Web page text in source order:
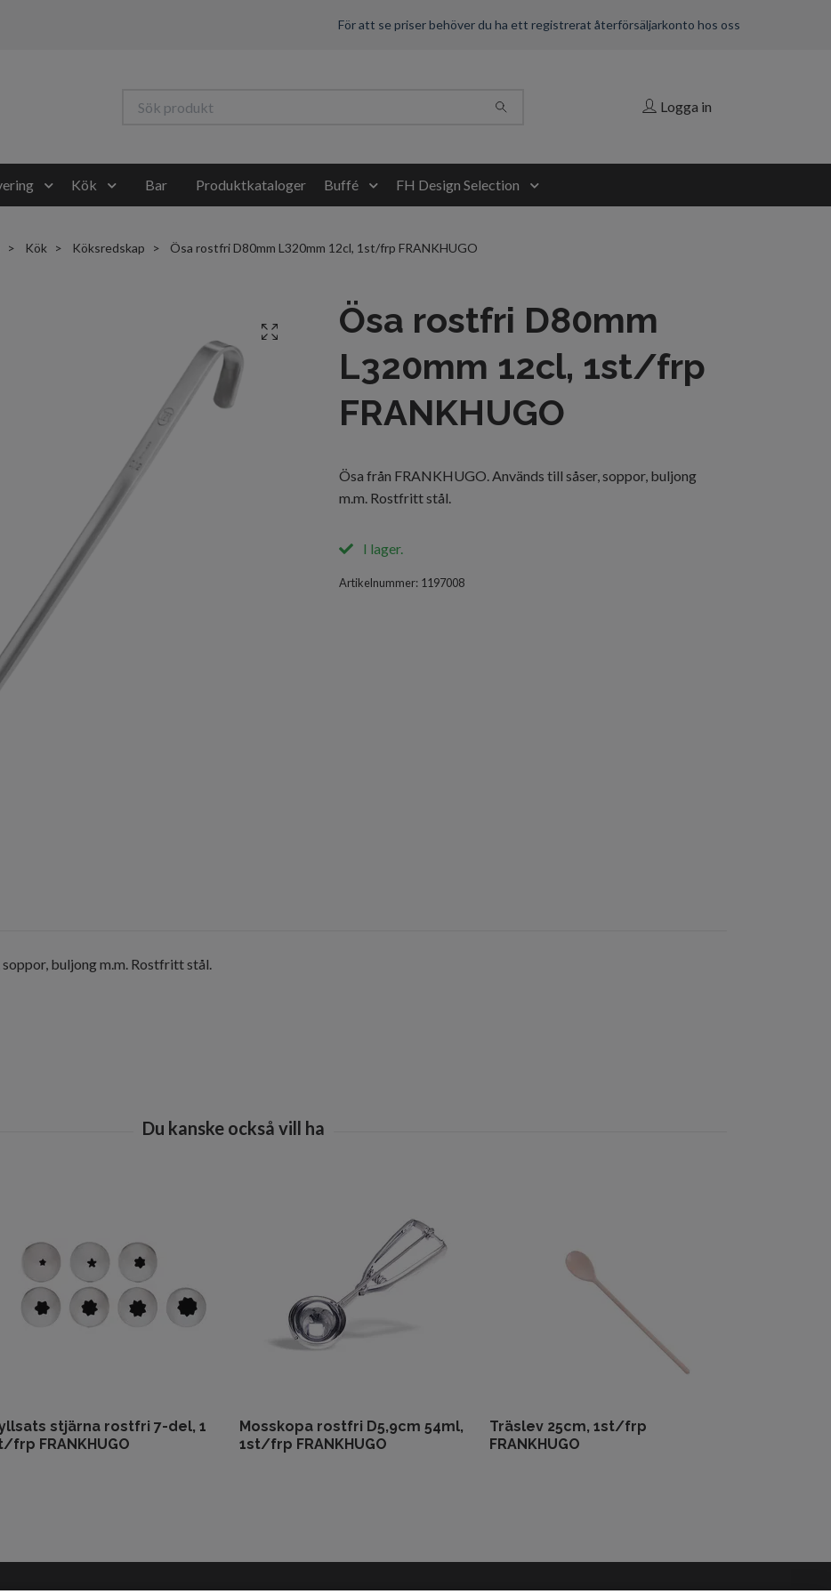
För att se priser behöver du ha ett registrerat återförsäljarkonto hos oss
Logga in
Kök Bar Produktkataloger Buffé FH Design Selection
Kök Köksredskap Ösa rostfri D80mm L320mm 12cl, 1st/frp FRANKHUGO
Ösa rostfri D80mm
L320mm 12cl, 1st/frp
FRANKHUGO
Ösa från FRANKHUGO. Används till såser, soppor, buljong
m.m. Rostfritt stål.
I lager.
Artikelnummer: 1197008
buljong m.m. Rostfritt stål.
stjärna rostfri 7-del, 1
frp FRANKHUGO
Mosskopa rostfri D5,9cm 54ml,
1st/frp FRANKHUGO
Träslev 25cm, 1st/frp
FRANKHUGO